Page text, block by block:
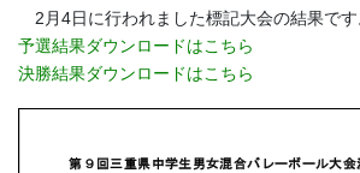
2月4日に行われました標記大会の結果です
予選結果ダウンロードはこちら
決勝結果ダウンロードはこちら